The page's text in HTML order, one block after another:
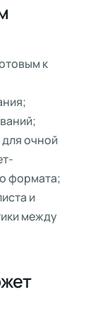
к
очной
формата;
и
между